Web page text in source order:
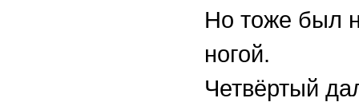
Но тоже был
ногой.
Четвёртый